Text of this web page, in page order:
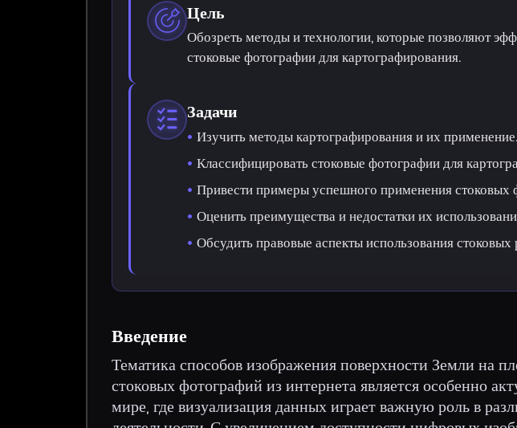
Цель
Обозреть методы и технологии, которые позволяют
стоковые фотографии для картографирования.
Задачи
Изучить методы картографирования и их применение.
Классифицировать стоковые фотографии для
Привести примеры успешного применения стоковых
Оценить преимущества и недостатки их
Обсудить правовые аспекты использования стоковых
Введение
Тематика способов изображения поверхности Земли на
стоковых фотографий из интернета является особенно
мире, где визуализация данных играет важную роль в